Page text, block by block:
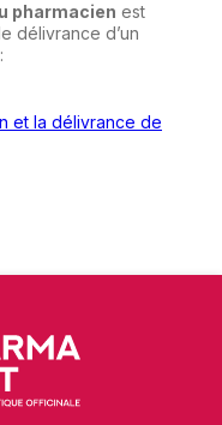
pharmacien est
délivrance d’un
et la délivrance de